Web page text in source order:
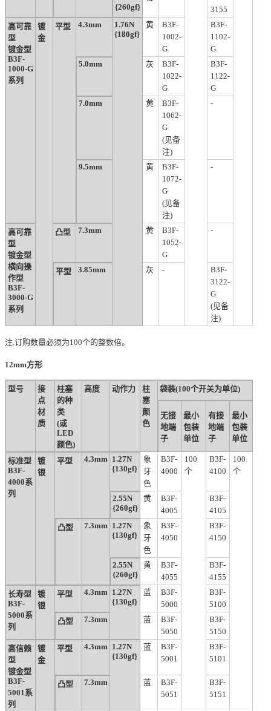
{260gf}
3155
高可靠
型
镀金型
B3F-
1000-G
系列
镀
金
平型 4.3mm
1.76N
{180gf}
黄
B3F-
1002-
G
B3F-
1102-
G
5.0mm
灰
B3F-
1022-
G
B3F-
1122-
G
7.0mm
黄
B3F-
1062-
G
(见备
注)
-
9.5mm 黄
B3F-
1072-
G
(见备
注)
-
高可靠
型
镀金型
横向操
作型
B3F-
3000-G
系列
凸型 7.3mm 黄
B3F-
1052-
G
-
平型 3.85mm 灰 -
B3F-
3122-
G
(见备
注)
注.订购数量必须为100个的整数倍。
12mm方形
型号
接
点
材
质
柱塞
的种
类
(或
LED
颜色)
高度 动作力
柱
塞
颜
色
袋装(100个开关为单位)
无接
地端
子
最小
包装
单位
有接
地端
子
最小
包装
单位
标准型
B3F-
4000系
列
镀
银
平型 4.3mm 1.27N
{130gf}
象
牙
色
B3F-
4000
100
个
B3F-
4100
100
个
2.55N
{260gf}
黄
B3F-
4005
B3F-
4105
凸型
7.3mm 1.27N
{130gf}
象
牙
色
B3F-
4050
B3F-
4150
2.55N
{260gf}
黄
B3F-
4055
B3F-
4155
长寿型
B3F-
5000系
列
镀
银
平型 4.3mm 1.27N
{130gf}
蓝
B3F-
5000
B3F-
5100
凸型
7.3mm 蓝
B3F-
5050
B3F-
5150
高信赖
型
镀金型
B3F-
5001系
列
镀
金
平型 4.3mm 1.27N
{130gf}
蓝
B3F-
5001
B3F-
5101
凸型 7.3mm 蓝
B3F-
5051
B3F-
5151